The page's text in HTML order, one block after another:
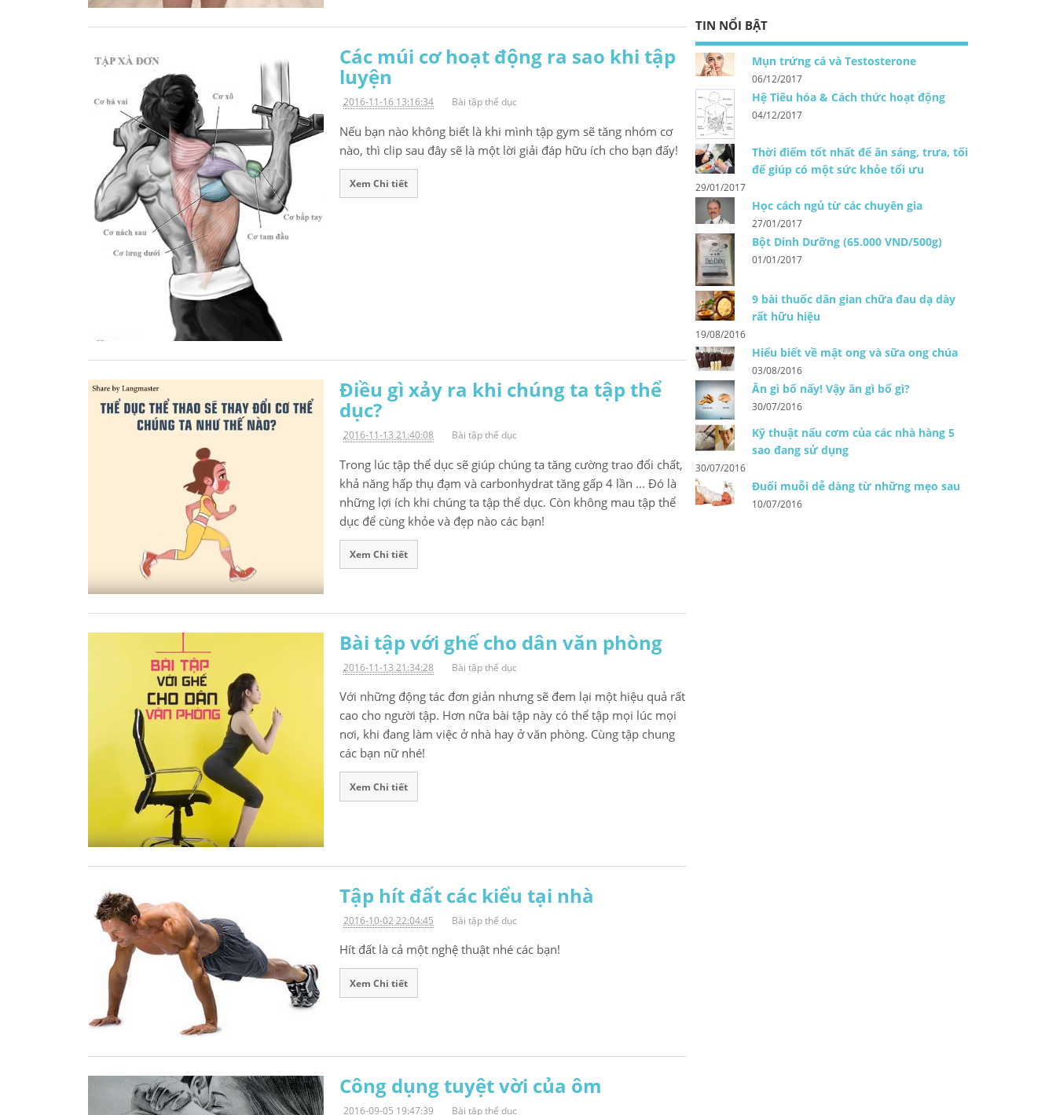
Các múi cơ hoạt động ra sao khi tập
luyện
2016-11-16 13:16:34 Bài tập thể dục
Nếu bạn nào không biết là khi mình tập gym sẽ tăng nhóm cơ
nào, thì clip sau đây sẽ là một lời giải đáp hữu ích cho bạn đấy!
Xem Chi tiết
Điều gì xảy ra khi chúng ta tập thể
dục?
2016-11-13 21:40:08 Bài tập thể dục
Trong lúc tập thể dục sẽ giúp chúng ta tăng cường trao đổi chất,
khả năng hấp thụ đạm và carbonhydrat tăng gấp 4 lần ... Đó là
những lợi ích khi chúng ta tập thể dục. Còn không mau tập thể
dục để cùng khỏe và đẹp nào các bạn!
Xem Chi tiết
Bài tập với ghế cho dân văn phòng
2016-11-13 21:34:28 Bài tập thể dục
Với những động tác đơn giản nhưng sẽ đem lại một hiệu quả rất
cao cho người tập. Hơn nữa bài tập này có thể tập mọi lúc mọi
nơi, khi đang làm việc ở nhà hay ở văn phòng. Cùng tập chung
các bạn nữ nhé!
Xem Chi tiết
Tập hít đất các kiểu tại nhà
2016-10-02 22:04:45 Bài tập thể dục
Hít đất là cả một nghệ thuật nhé các bạn!
Xem Chi tiết
Công dụng tuyệt vời của ôm
2016-09-05 19:47:39 Bài tập thể dục
TIN NỔI BẬT
Mụn trứng cá và Testosterone
06/12/2017
Hệ Tiêu hóa & Cách thức hoạt động
04/12/2017
Thời điểm tốt nhất để ăn sáng, trưa, tối
để giúp có một sức khỏe tối ưu
29/01/2017
Học cách ngủ từ các chuyên gia
27/01/2017
Bột Dinh Dưỡng (65.000 VND/500g)
01/01/2017
9 bài thuốc dân gian chữa đau dạ dày
rất hữu hiệu
19/08/2016
Hiểu biết về mật ong và sữa ong chúa
03/08/2016
Ăn gì bổ nấy! Vậy ăn gì bổ gì?
30/07/2016
Kỹ thuật nấu cơm của các nhà hàng 5
sao đang sử dụng
30/07/2016
Đuổi muỗi dễ dàng từ những mẹo sau
10/07/2016